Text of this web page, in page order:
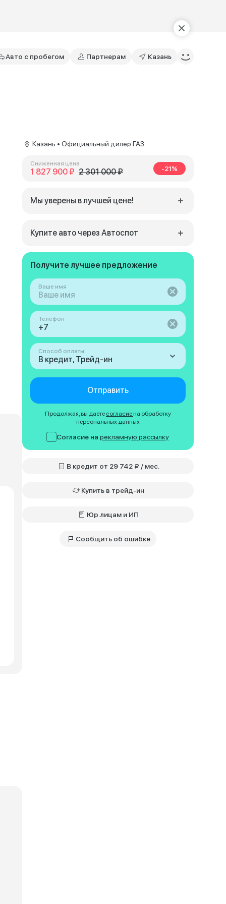
Авто с пробегом Партнерам Казань
Казань • Официальный дилер ГАЗ
Сниженная цена
1 827 900 ₽ 2 301 000 ₽ -21%
Мы уверены в лучшей цене!
Купите авто через Автоспот
Получите лучшее предложение
Ваше имя
Телефон
Способ оплаты
В кредит, Трейд-ин
Отправить
Продолжая, вы даете согласие на обработку
персональных данных
Согласие нарекламную рассылку
В кредит от 29 742 ₽ / мес.
Купить в трейд-ин
Юр.лицам и ИП
Сообщить об ошибке